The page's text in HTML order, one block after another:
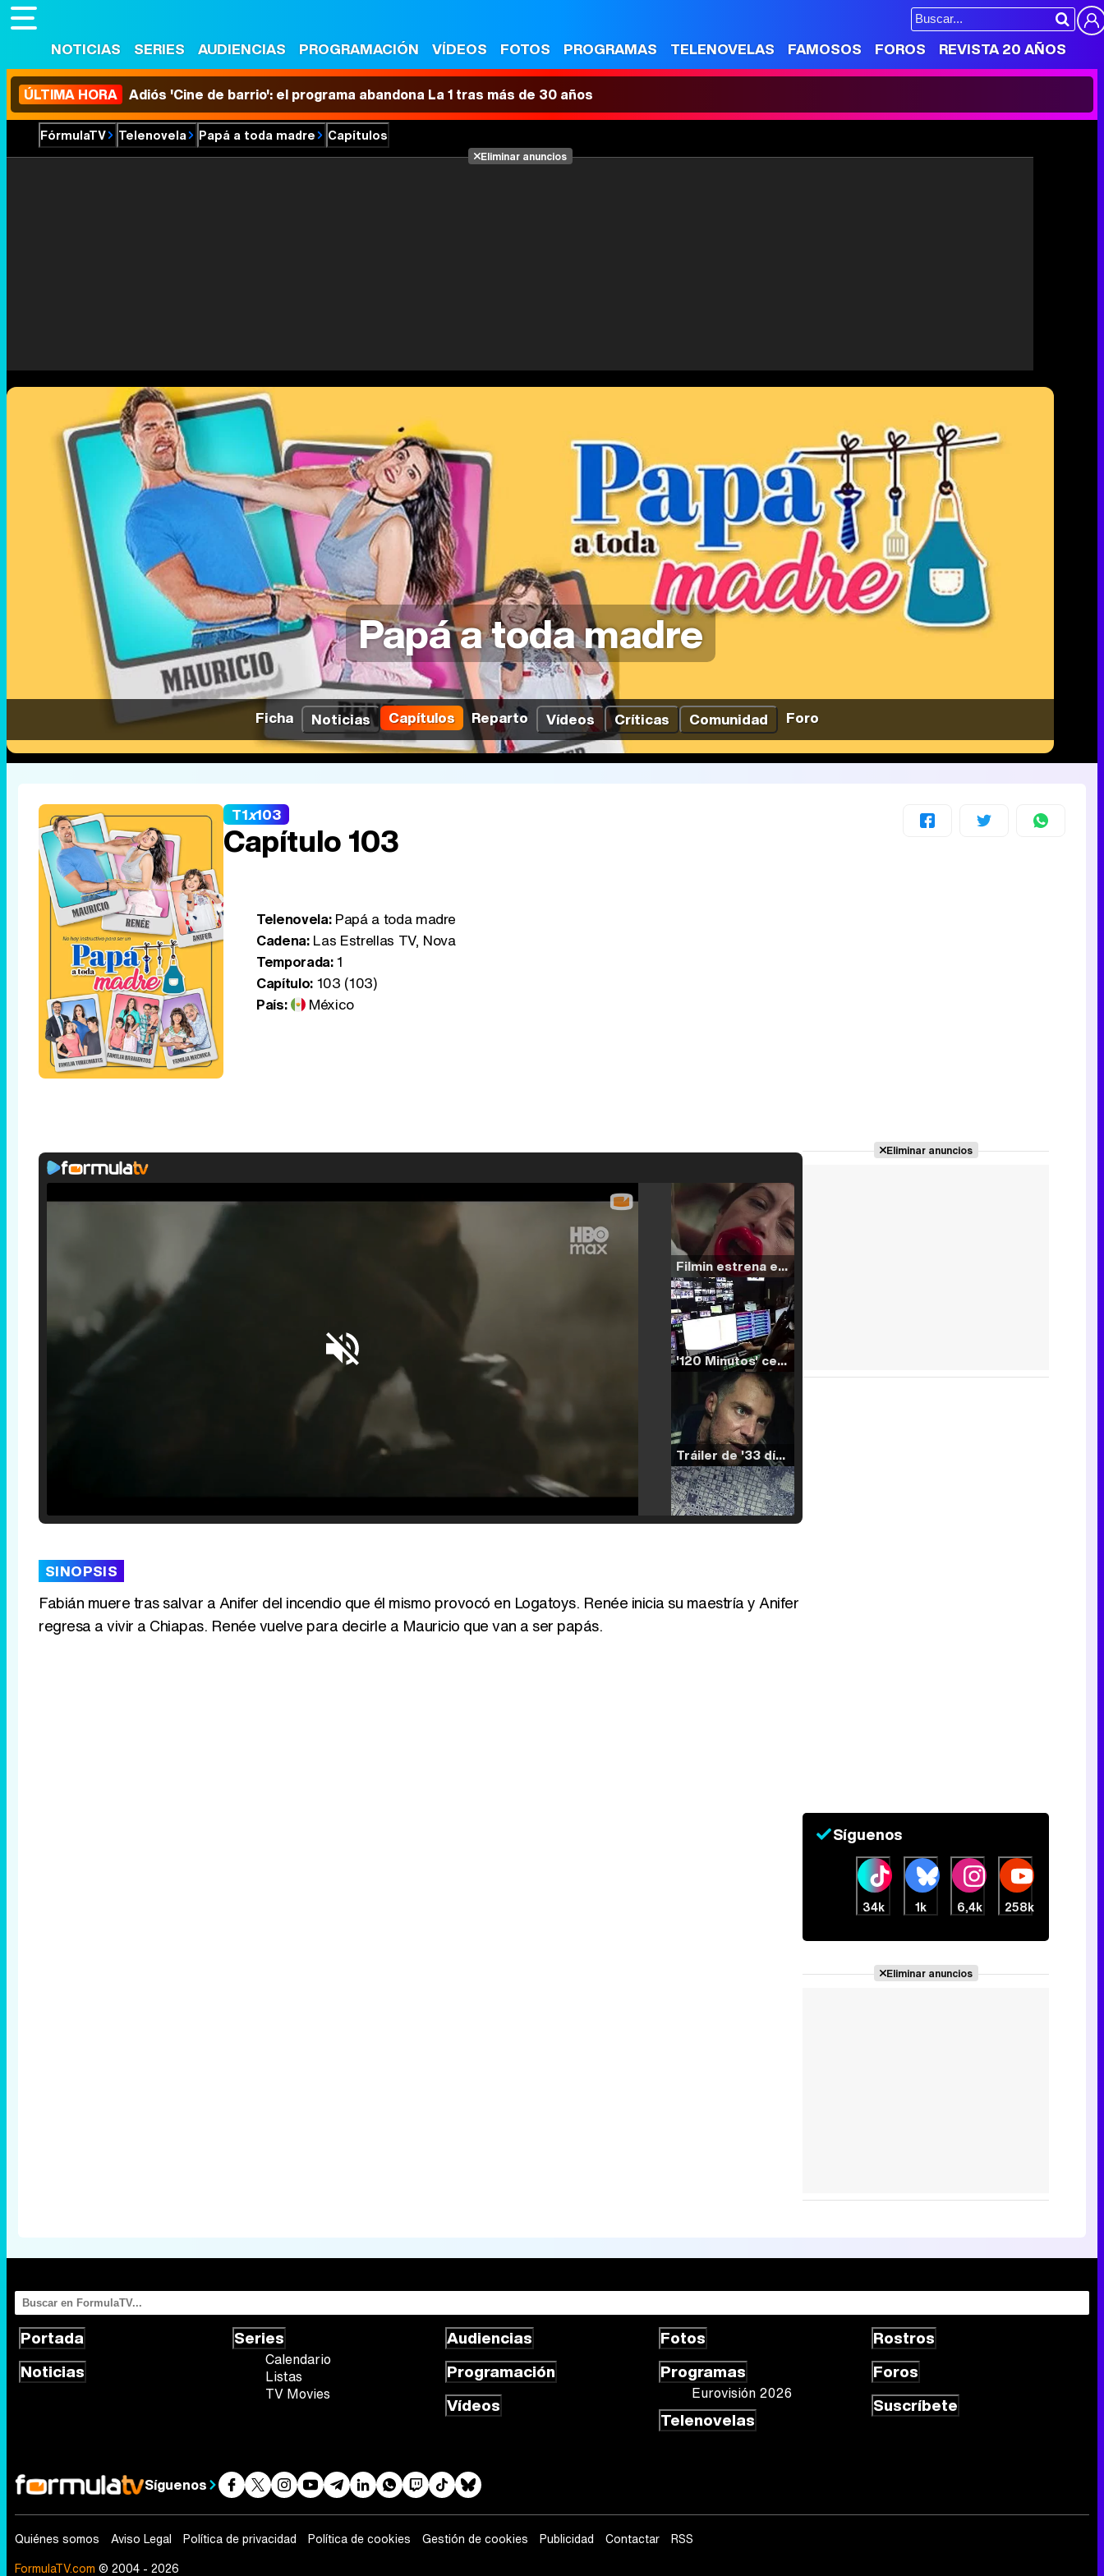
NOTICIAS SERIES AUDIENCIAS PROGRAMACIÓN VÍDEOS FOTOS PROGRAMAS TELENOVELAS FAMOSOS FOROS REVISTA 20 AÑOS
ÚLTIMA HORA Adiós 'Cine de barrio': el programa abandona La 1 tras más de 30 años
FórmulaTV Telenovela Papá a toda madre Capítulos
Eliminar anuncios
Papá a toda madre
Ficha Noticias Capítulos Reparto Vídeos Críticas Comunidad Foro
T1x103
Capítulo 103
Telenovela:Papá a toda madre
Cadena:Las Estrellas TV, Nova
Temporada:1
Capítulo:103 (103)
País:
México
Filmin estrena el tráiler de 'Millennial Mal', su nueva comedia universitaria de la mano de Lorena Iglesias
'120 Minutos' celebra sus 2.000 programas en Telemadrid con un vídeo del día a día en la redacción
Tráiler de '33 días', la nueva serie de Atresplayer con Julián Villagrán y José Manuel Poga
SINOPSIS
Fabián muere tras salvar a Anifer del incendio que él mismo provocó en Logatoys. Renée inicia su maestría y Anifer
regresa a vivir a Chiapas. Renée vuelve para decirle a Mauricio que van a ser papás.
Eliminar anuncios
Síguenos
34k 1k 6,4k 258k
Eliminar anuncios
Portada
Noticias
Series
Calendario
Listas
TV Movies
Audiencias
Programación
Vídeos
Fotos
Programas
Eurovisión 2026
Telenovelas
Rostros
Foros
Suscríbete
Síguenos
Quiénes somos Aviso Legal Política de privacidad Política de cookies Gestión de cookies Publicidad Contactar
RSS
FormulaTV.com © 2004 - 2026